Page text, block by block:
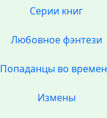
Серии книг
Любовное фэнтези
Попаданцы во
Измены